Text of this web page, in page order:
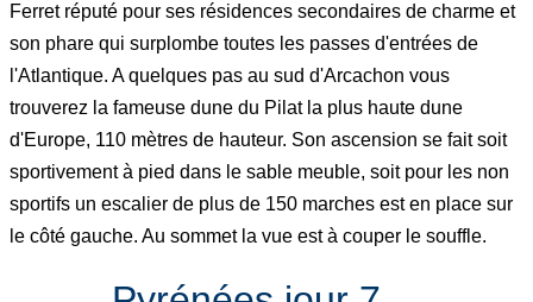
Ferret réputé pour ses résidences secondaires de charme et
son phare qui surplombe toutes les passes d'entrées de
l'Atlantique. A quelques pas au sud d'Arcachon vous
trouverez la fameuse dune du Pilat la plus haute dune
d'Europe, 110 mètres de hauteur. Son ascension se fait soit
sportivement à pied dans le sable meuble, soit pour les non
sportifs un escalier de plus de 150 marches est en place sur
le côté gauche. Au sommet la vue est à couper le souffle.